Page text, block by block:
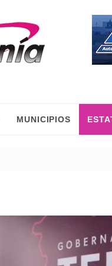
MUNICIPIOS
Golpe a la